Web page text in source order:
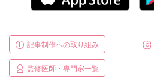
記事制作への取り組み
監修医師・専門家一覧